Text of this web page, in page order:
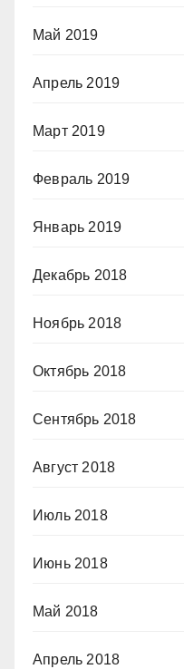
Май 2019
Апрель 2019
Март 2019
Февраль 2019
Январь 2019
Декабрь 2018
Ноябрь 2018
Октябрь 2018
Сентябрь 2018
Август 2018
Июль 2018
Июнь 2018
Май 2018
Апрель 2018